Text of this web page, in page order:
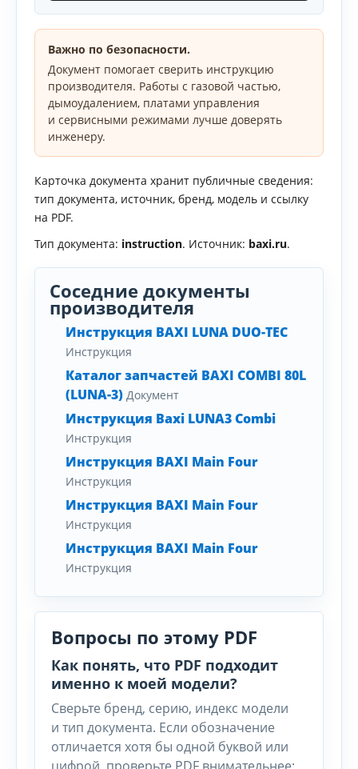
Важно по безопасности.
Документ помогает сверить инструкцию
производителя. Работы с газовой частью,
дымоудалением, платами управления
и сервисными режимами лучше доверять
инженеру.
Карточка документа хранит публичные сведения:
тип документа, источник, бренд, модель и ссылку
на PDF.
Тип документа: instruction. Источник: baxi.ru.
Соседние документы
производителя
Инструкция BAXI LUNA DUO-TEC
Инструкция
Каталог запчастей BAXI COMBI 80L
(LUNA-3) Документ
Инструкция Baxi LUNA3 Combi
Инструкция
Инструкция BAXI Main Four
Инструкция
Инструкция BAXI Main Four
Инструкция
Инструкция BAXI Main Four
Инструкция
Вопросы по этому PDF
Как понять, что PDF подходит
именно к моей модели?
Сверьте бренд, серию, индекс модели
и тип документа. Если обозначение
отличается хотя бы одной буквой или